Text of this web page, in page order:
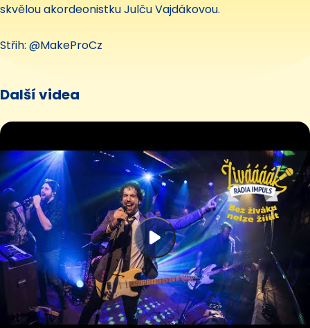
skvělou akordeonistku Julču Vajdákovou.
Střih: @MakeProCz
Další videa